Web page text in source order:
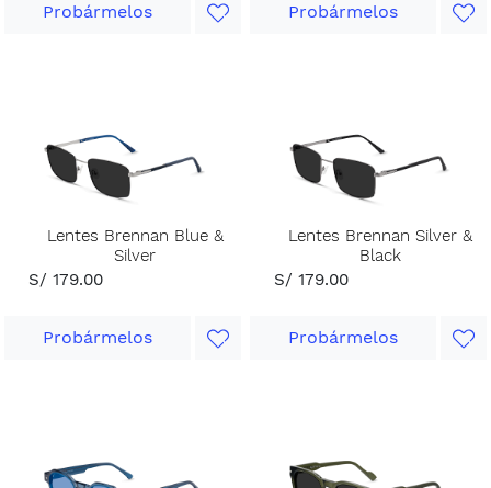
Probármelos Probármelos
Lentes Brennan Blue &
Silver
S/ 179.00
Probármelos
Lentes Brennan Silver &
Black
S/ 179.00
Probármelos